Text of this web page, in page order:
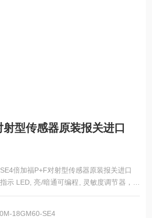
型传感器原装报关进口
倍加福P+F对射型传感器原装报关进口
示 LED, 亮/暗通可编程, 灵敏度调节器，可
防护等级IP67, M18金属外壳，圆柱型
18GM60-SE4